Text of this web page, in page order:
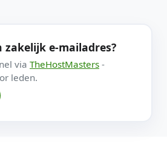
zakelijk e-mailadres?
via TheHostMasters -
leden.